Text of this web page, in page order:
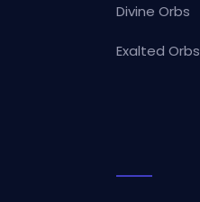
Divine Orbs
Exalted Orbs